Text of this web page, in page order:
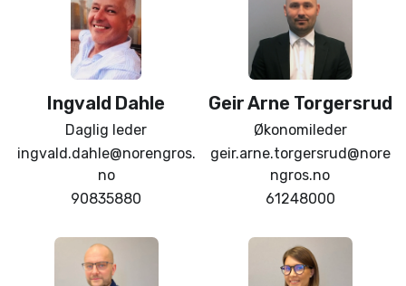
Ingvald Dahle
Daglig leder
ingvald.dahle@norengros.
no
90835880
Geir Arne Torgersrud
Økonomileder
geir.arne.torgersrud@nore
ngros.no
61248000